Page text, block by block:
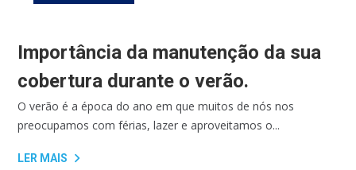
Importância da manutenção da sua
cobertura durante o verão.
O verão é a época do ano em que muitos de nós nos
preocupamos com férias, lazer e aproveitamos o...
LER MAIS